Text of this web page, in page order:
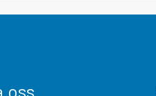
oss